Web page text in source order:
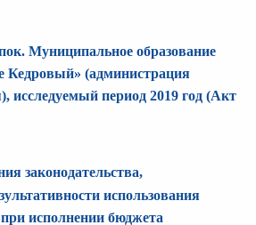
Муниципальное образование
Кедровый» (администрация
исследуемый период 2019 год (Акт
законодательства,
использования
исполнении бюджета